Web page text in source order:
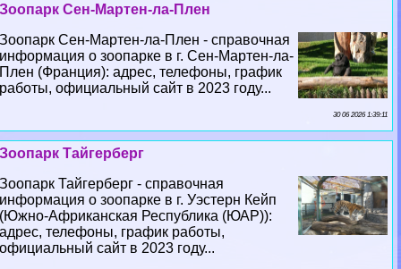
Зоопарк Сен-Мартен-ла-Плен
Зоопарк Сен-Мартен-ла-Плен - справочная
информация о зоопарке в г. Сен-Мартен-ла-
Плен (Франция): адрес, телефоны, график
работы, официальный сайт в 2023 году...
30 06 2026 1:39:11
Зоопарк Тайгерберг
Зоопарк Тайгерберг - справочная
информация о зоопарке в г. Уэстерн Кейп
(Южно-Африканская Республика (ЮАР)):
адрес, телефоны, график работы,
официальный сайт в 2023 году...